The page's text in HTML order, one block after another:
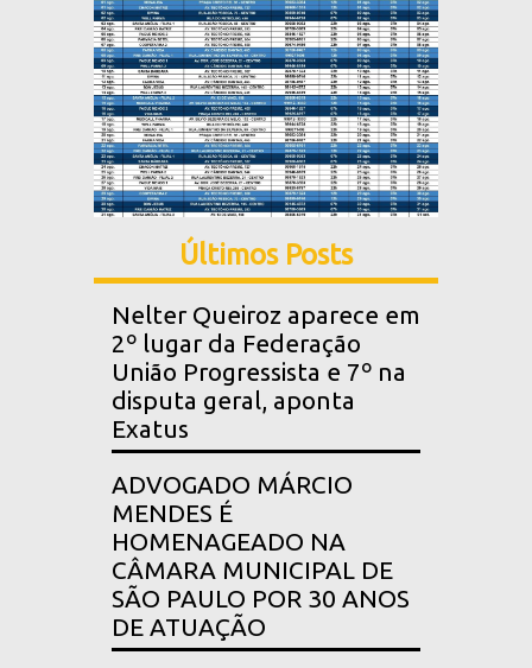
Últimos Posts
Nelter Queiroz aparece em
2º lugar da Federação
União Progressista e 7º na
disputa geral, aponta
Exatus
ADVOGADO MÁRCIO
MENDES É
HOMENAGEADO NA
CÂMARA MUNICIPAL DE
SÃO PAULO POR 30 ANOS
DE ATUAÇÃO